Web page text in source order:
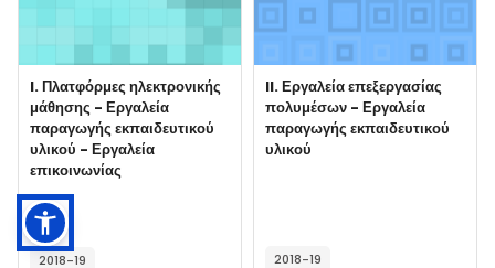
Course image
Course name
I. Πλατφόρμες ηλεκτρονικής
μάθησης - Εργαλεία
παραγωγής εκπαιδευτικού
υλικού - Εργαλεία
επικοινωνίας
Course summary text:
2018-19
Course image
Course name
II. Εργαλεία επεξεργασίας
πολυμέσων - Εργαλεία
παραγωγής εκπαιδευτικού
υλικού
2018-19